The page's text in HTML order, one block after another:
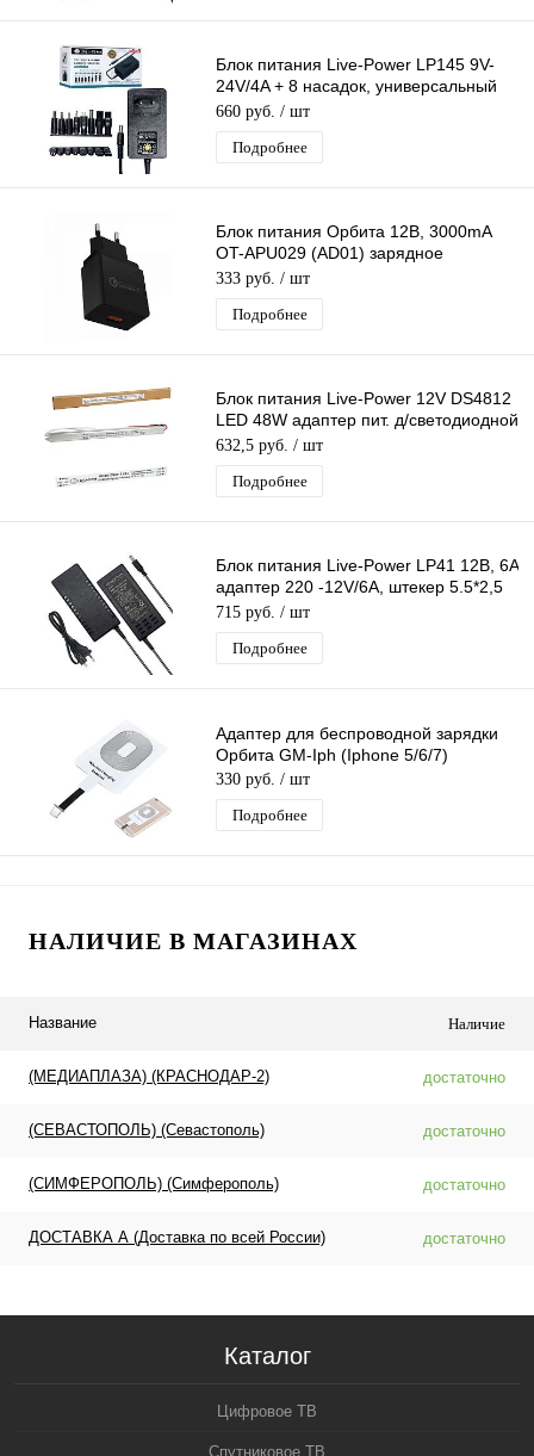
Блок питания Live-Power LP145 9V-
24V/4A + 8 насадок, универсальный
регулируемый 9V-24V/4A
660 руб. / шт
Подробнее
Блок питания Орбита 12В, 3000mA
OT-APU029 (AD01) зарядное
устройство с USB QC3,0
333 руб. / шт
Подробнее
Блок питания Live-Power 12V DS4812
LED 48W адаптер пит. д/светодиодной
ленты Ультратонкий DC Ip20
632,5 руб. / шт
Подробнее
Блок питания Live-Power LP41 12В, 6A
адаптер 220 -12V/6A, штекер 5.5*2,5
мм
715 руб. / шт
Подробнее
Адаптер для беспроводной зарядки
Орбита GM-Iph (Iphone 5/6/7)
330 руб. / шт
Подробнее
НАЛИЧИЕ В МАГАЗИНАХ
Название Наличие
(МЕДИАПЛАЗА) (КРАСНОДАР-2) достаточно
(СЕВАСТОПОЛЬ) (Севастополь) достаточно
(СИМФЕРОПОЛЬ) (Симферополь) достаточно
ДОСТАВКА А (Доставка по всей России) достаточно
Каталог
Цифровое ТВ
Спутниковое ТВ